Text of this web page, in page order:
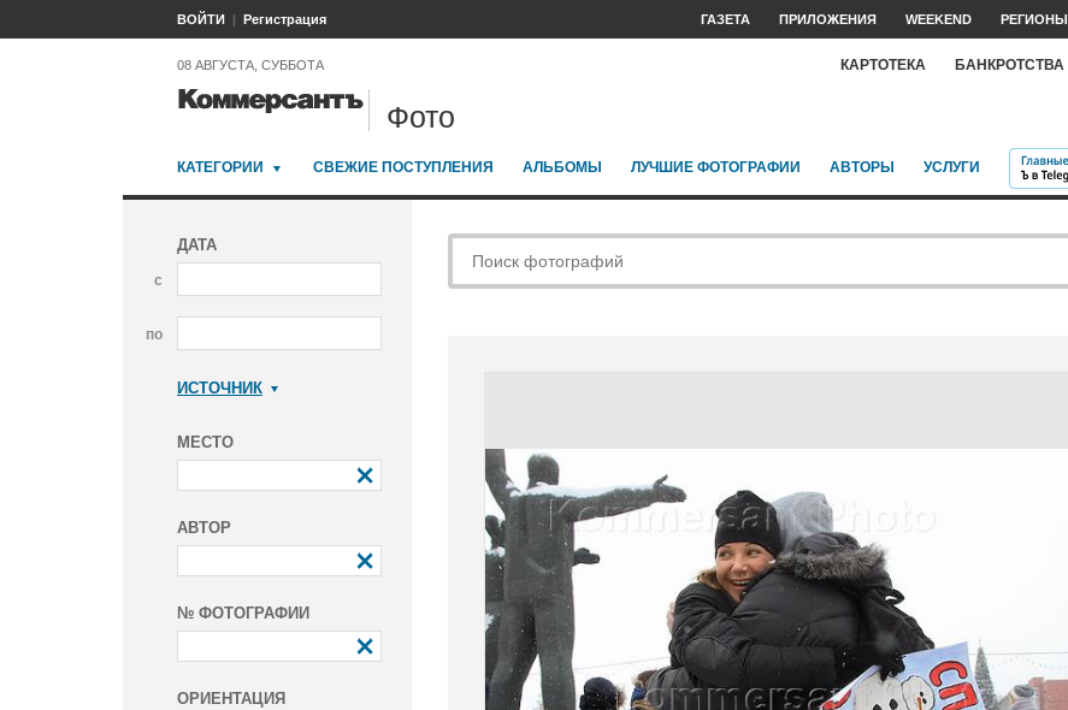
ВОЙТИ Регистрация ГАЗЕТА ПРИЛОЖЕНИЯ WEEKEND РЕГИОНЫ
08 АВГУСТА, СУББОТА КАРТОТЕКА БАНКРОТСТВА
Фото
КАТЕГОРИИ СВЕЖИЕ ПОСТУПЛЕНИЯ АЛЬБОМЫ ЛУЧШИЕ ФОТОГРАФИИ АВТОРЫ УСЛУГИ
ДАТА
с
по
ИСТОЧНИК
МЕСТО
АВТОР
№ ФОТОГРАФИИ
ОРИЕНТАЦИЯ